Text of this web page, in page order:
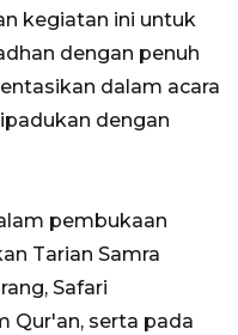
kegiatan ini untuk
dengan penuh
dalam acara
dengan
pembukaan
Tarian Samra
Safari
Qur'an, serta pada